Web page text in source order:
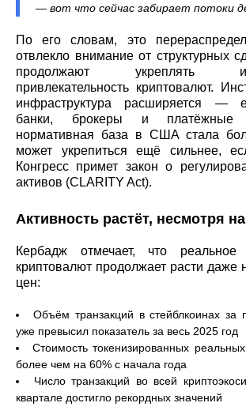
— вот что сейчас забирает потоки
По его словам, это
отвлекло внимание от структурных
продолжают укреплять
привлекательность криптовалют.
инфраструктура расширяется —
банки, брокеры и платёжные
нормативная база в США стала
может укрепиться ещё сильнее,
Конгресс примет закон о
активов (CLARITY Act).
Активность растёт, несмотря
Кербадж отмечает, что реальное
криптовалют продолжает расти
цен:
Объём транзакций в стейблкоинах за
уже превысил показатель за весь 2025 год
Стоимость токенизированных
более чем на 60% с начала года
Число транзакций во всей
квартале достигло рекордных значений